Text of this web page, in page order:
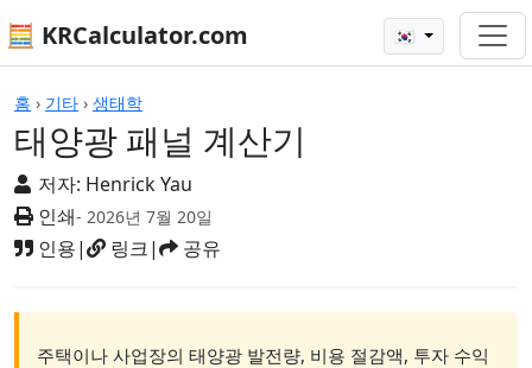
🧮 KRCalculator.com 🇰🇷
홈 › 기타 › 생태학
태양광 패널 계산기
저자: Henrick Yau
인쇄- 2026년 7월 20일
인용| 링크| 공유
계산기
주택이나 사업장의 태양광 발전량, 비용 절감액, 투자 수익